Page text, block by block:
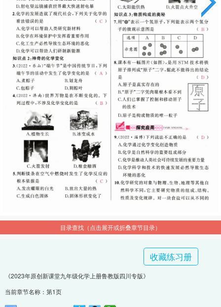
目录查找（点击展开或折叠章节目录）
收藏练习册
《2023年原创新课堂九年级化学上册鲁教版四川专版》
当前章节名称：第1页